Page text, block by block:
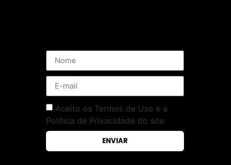
Aceito os Termos de Uso e a
Política de Privacidade do site.
ENVIAR